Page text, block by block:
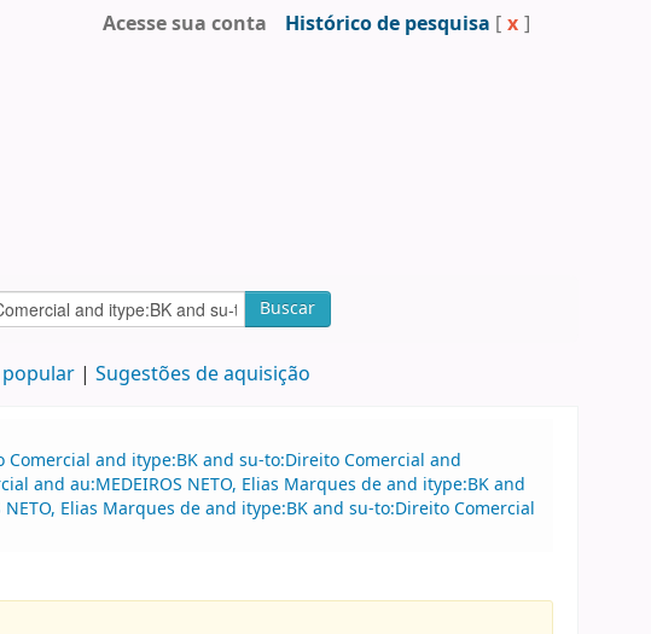
Acesse sua conta Histórico de pesquisa [ x ]
Buscar
Sugestões de aquisição
and itype:BK and su-to:Direito Comercial and
and au:MEDEIROS NETO, Elias Marques de and itype:BK and
Elias Marques de and itype:BK and su-to:Direito Comercial